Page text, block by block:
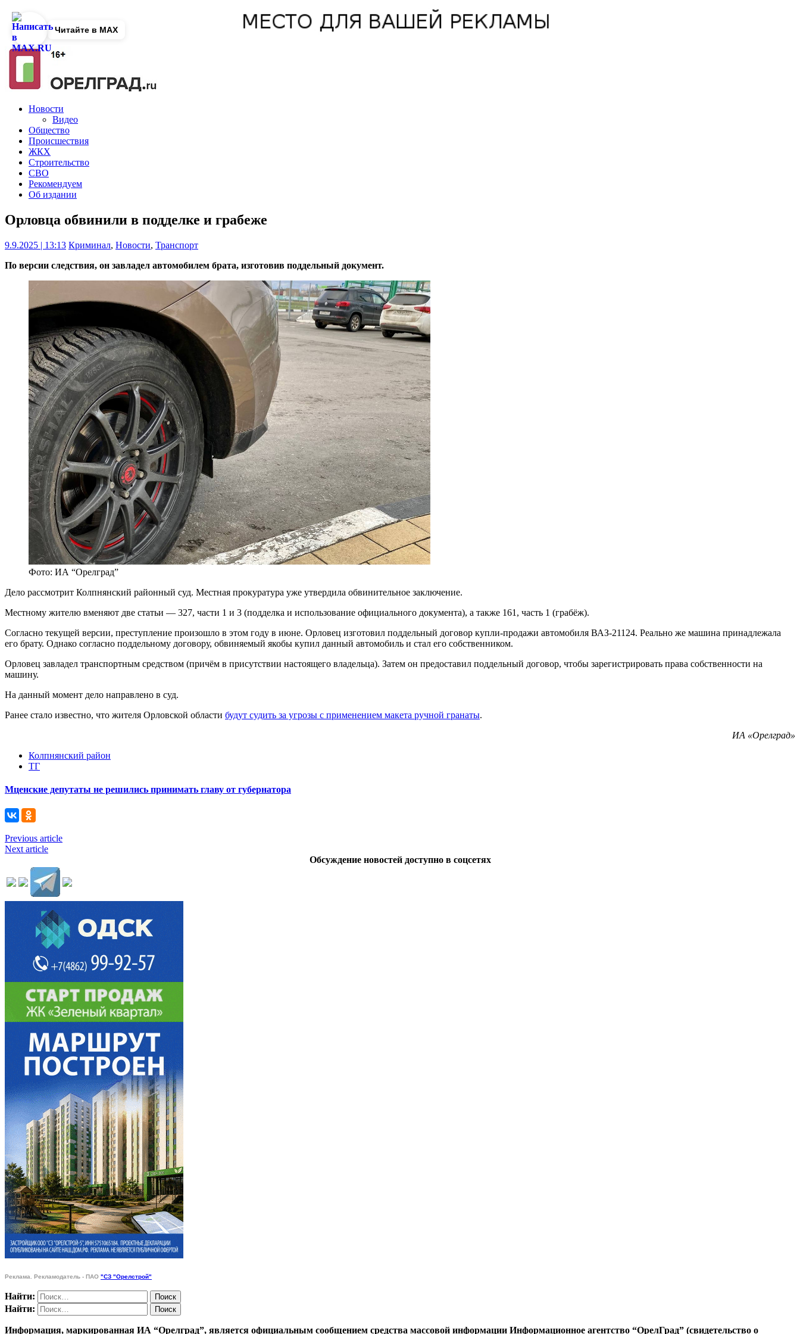
Новости
Видео
Общество
Происшествия
ЖКХ
Строительство
СВО
Рекомендуем
Об издании
Орловца обвинили в подделке и грабеже
9.9.2025 | 13:13 Криминал, Новости, Транспорт
По версии следствия, он завладел автомобилем брата, изготовив поддельный документ.
Фото: ИА “Орелград”
Дело рассмотрит Колпнянский районный суд. Местная прокуратура уже утвердила обвинительное заключение.
Местному жителю вменяют две статьи — 327, части 1 и 3 (подделка и использование официального документа), а также 161, часть 1 (грабёж).
Согласно текущей версии, преступление произошло в этом году в июне. Орловец изготовил поддельный договор купли-продажи автомобиля ВАЗ-21124. Реально же машина принадлежала
его брату. Однако согласно поддельному договору, обвиняемый якобы купил данный автомобиль и стал его собственником.
Орловец завладел транспортным средством (причём в присутствии настоящего владельца). Затем он предоставил поддельный договор, чтобы зарегистрировать права собственности на
машину.
На данный момент дело направлено в суд.
Ранее стало известно, что жителя Орловской области будут судить за угрозы с применением макета ручной гранаты.
ИА «Орелград»
Колпнянский район
ТГ
Мценские депутаты не решились принимать главу от губернатора
Previous article
Next article
Обсуждение новостей доступно в соцсетях
Реклама. Рекламодатель - ПАО "СЗ "Орелстрой"
Найти:
Найти:
Информация, маркированная ИА “Орелград”, является официальным сообщением средства массовой информации Информационное агентство “ОрелГрад” (свидетельство о
Читайте в MAX